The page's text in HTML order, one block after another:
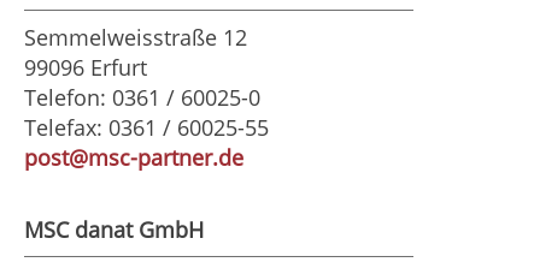
Semmelweisstraße 12
99096 Erfurt
Telefon: 0361 / 60025-0
Telefax: 0361 / 60025-55
post@msc-partner.de
MSC danat GmbH